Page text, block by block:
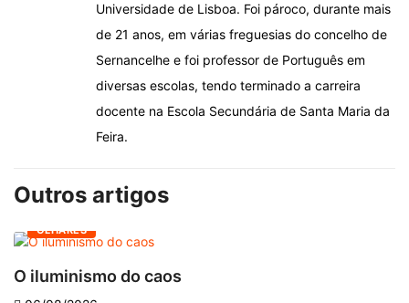
Universidade de Lisboa. Foi pároco, durante mais
de 21 anos, em várias freguesias do concelho de
Sernancelhe e foi professor de Português em
diversas escolas, tendo terminado a carreira
docente na Escola Secundária de Santa Maria da
Feira.
Outros artigos
OLHARES
O iluminismo do caos